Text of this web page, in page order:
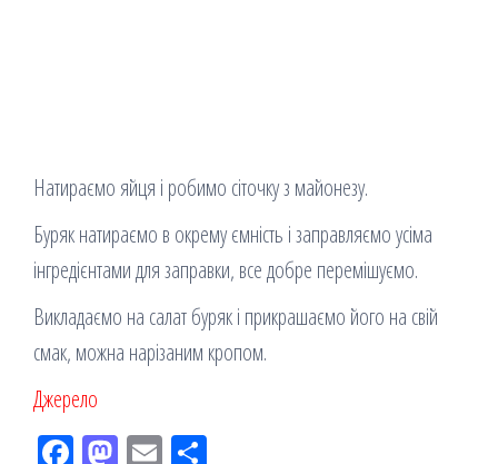
Натираємо яйця і робимо сіточку з майонезу.
Буряк натираємо в окрему ємність і заправляємо усіма
інгредієнтами для заправки, все добре перемішуємо.
Викладаємо на салат буряк і прикрашаємо його на свій
смак, можна нарізаним кропом.
Джерело
Fac M Em